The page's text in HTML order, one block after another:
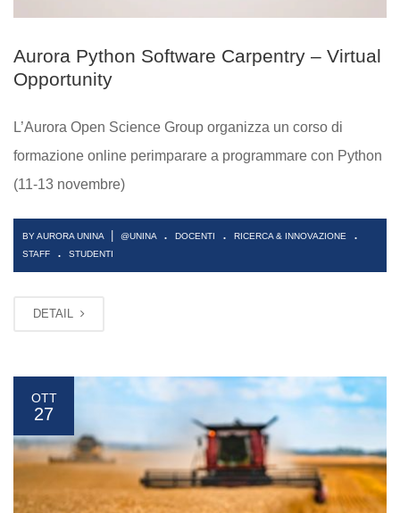
Aurora Python Software Carpentry – Virtual
Opportunity
L’Aurora Open Science Group organizza un corso di
formazione online perimparare a programmare con Python
(11-13 novembre)
BY AURORA UNINA @UNINA . DOCENTI . RICERCA & INNOVAZIONE .
STAFF . STUDENTI
DETAIL
OTT
27